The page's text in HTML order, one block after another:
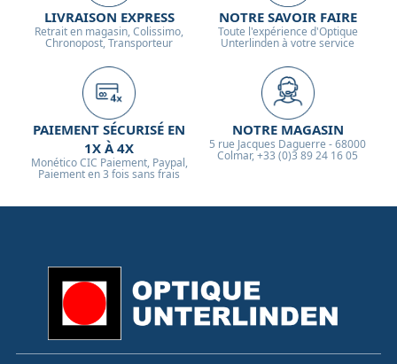
LIVRAISON EXPRESS
Retrait en magasin, Colissimo,
Chronopost, Transporteur
NOTRE SAVOIR FAIRE
Toute l'expérience d'Optique
Unterlinden à votre service
PAIEMENT SÉCURISÉ EN
1X À 4X
Monético CIC Paiement, Paypal,
Paiement en 3 fois sans frais
NOTRE MAGASIN
5 rue Jacques Daguerre - 68000
Colmar, +33 (0)3 89 24 16 05